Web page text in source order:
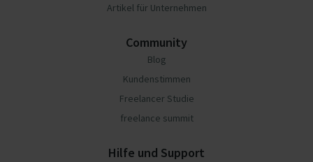
Artikel für Unternehmen
Community
Blog
Kundenstimmen
Freelancer Studie
freelance summit
Hilfe und Support